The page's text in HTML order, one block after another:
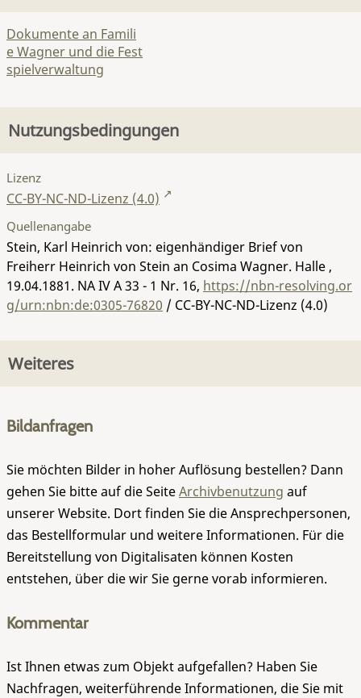
Dokumente an Famili
e Wagner und die Fest
spielverwaltung
Nutzungsbedingungen
Lizenz
CC-BY-NC-ND-Lizenz (4.0)
Quellenangabe
Stein, Karl Heinrich von: eigenhändiger Brief von
Freiherr Heinrich von Stein an Cosima Wagner. Halle ,
19.04.1881. NA IV A 33 - 1 Nr. 16, https://nbn-resolving.or
g/urn:nbn:de:0305-76820 / CC-BY-NC-ND-Lizenz (4.0)
Weiteres
Bildanfragen
Sie möchten Bilder in hoher Auflösung bestellen? Dann
gehen Sie bitte auf die SeiteArchivbenutzung auf
unserer Website. Dort finden Sie die Ansprechpersonen,
das Bestellformular und weitere Informationen. Für die
Bereitstellung von Digitalisaten können Kosten
entstehen, über die wir Sie gerne vorab informieren.
Kommentar
Ist Ihnen etwas zum Objekt aufgefallen? Haben Sie
Nachfragen, weiterführende Informationen, die Sie mit